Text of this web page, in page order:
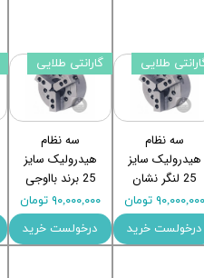
سه نظام
هیدرولیک سایز
25 لنگر نشان
۹۰,۰۰۰,۰۰۰ تومان
درخولست خرید
طلایی
سه نظام
هیدرولیک سایز
25 برند بااوجی
۹۰,۰۰۰,۰۰۰ تومان
درخولست خرید
گارانتی طلایی